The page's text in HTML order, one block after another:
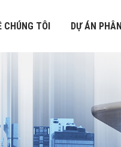
CHÚNG TÔI DỰ ÁN